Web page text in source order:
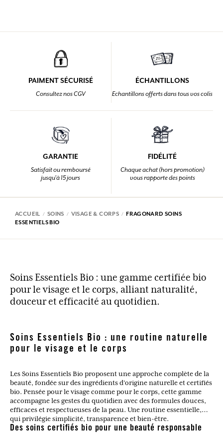
PAIMENT SÉCURISÉ
Consultez nos CGV
ÉCHANTILLONS
Echantillons offerts dans tous vos colis
GARANTIE
Satisfait ou remboursé
jusqu'à 15 jours
FIDÉLITÉ
Chaque achat (hors promotion)
vous rapporte des points
ACCUEIL SOINS VISAGE & CORPS
FRAGONARD SOINS
ESSENTIELS BIO
Soins Essentiels Bio : une gamme certifiée bio
pour le visage et le corps, alliant naturalité,
douceur et efficacité au quotidien.
Soins Essentiels Bio : une routine naturelle
pour le visage et le corps
Les Soins Essentiels Bio proposent une approche complète de la
beauté, fondée sur des ingrédients d’origine naturelle et certifiés
bio. Pensée pour le visage comme pour le corps, cette gamme
accompagne les gestes du quotidien avec des formules douces,
efficaces et respectueuses de la peau. Une routine essentielle,
qui privilégie simplicité, transparence et bien-être.
Des soins certifiés bio pour une beauté responsable